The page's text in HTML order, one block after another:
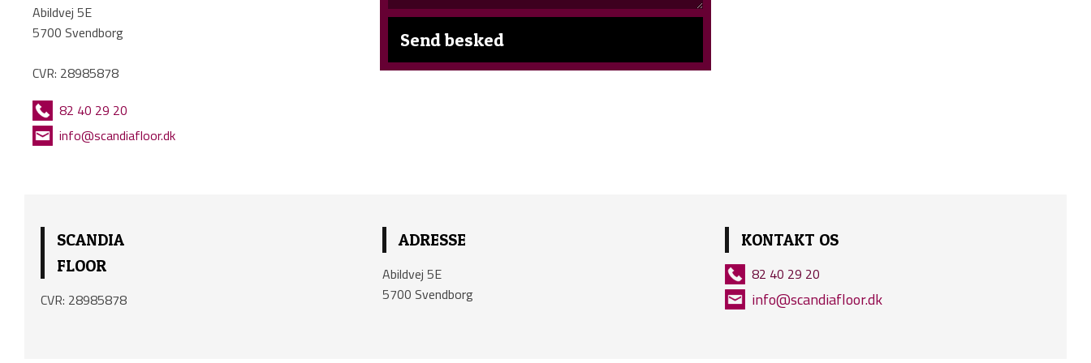
Abildvej 5E
5700 Svendborg
CVR: 28985878
82 40 29 20
info@scandiafloor.dk
SCANDIA
FLOOR
CVR: 28985878
ADRESSE
Abildvej 5E
5700 Svendborg
KONTAKT OS
82 40 29 20
info@scandiafloor.dk